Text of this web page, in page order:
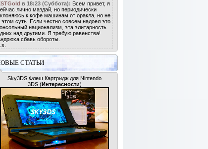
в 18:23 (Суббота): Всем привет, я
лично маздай, но периодически
к кофе машинам от оракла, но не
этом суть. Если честно совсем надоел это
национализм, эта элитарность
над другими. Я требую равенства!
сбавь обороты.
СТАТЬИ
Sky3DS Флеш Картридж для Nintendo
3DS (Интересности)